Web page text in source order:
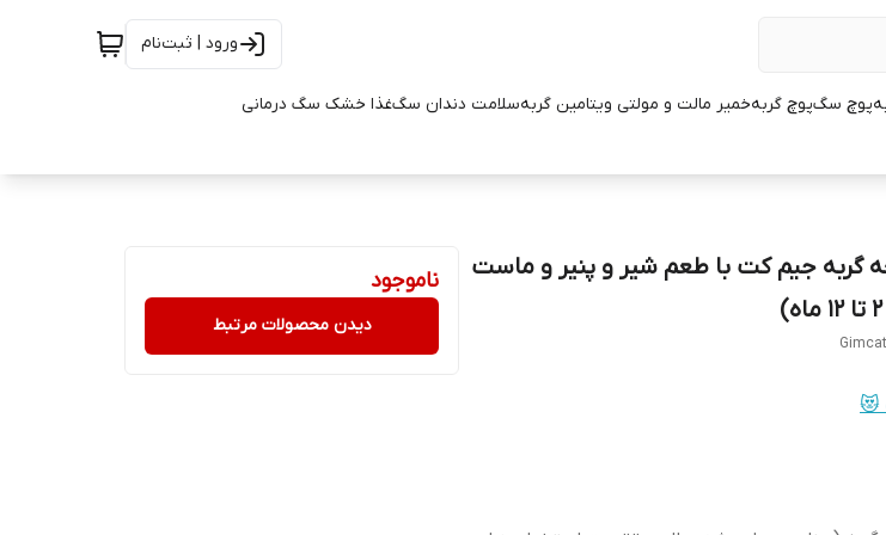
ورود | ثبت‌نام
پوچ سگپوچ گربهخمیر مالت و مولتی ویتامین گربهسلامت دندان سگغذا خشک سگ درمانی
گربه جیم کت با طعم شیر و پنیر و ماست
😻
ناموجود
دیدن محصولات مرتبط